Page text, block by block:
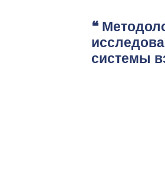
❝
системы